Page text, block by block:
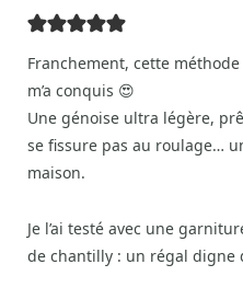
Franchement, cette
m’a conquis 😍
Une génoise ultra légère,
se fissure pas au roulage…
maison.
Je l’ai testé avec une
de chantilly : un régal digne